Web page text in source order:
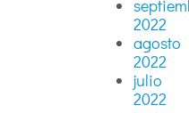
2022
agosto
2022
julio
2022